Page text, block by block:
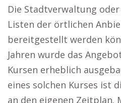
Die Stadtverwaltung
Listen der örtlichen
bereitgestellt werden
Jahren wurde das
Kursen erheblich
eines solchen Kurses ist
an den eigenen Zeitplan.